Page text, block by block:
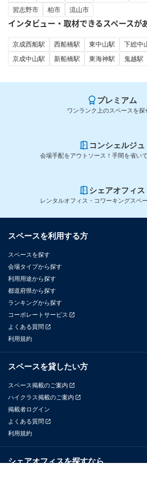
習志野市
柏市 流山市
インタビュー・取材できるスペースが
京成西船駅 西船橋駅 東中山駅 下総中
京成中山駅
新船橋駅 東海神駅 鬼越駅
プレミアム
ワンランク上のスペースを探
コンシェルジュ
会場手配をアウトソース！手間を省い
シェアオフィス
レンタルオフィス・コワーキングスペ
スペースを利用する方
スペースを探す
会場タイプから探す
利用用途から探す
都道府県から探す
ランキングから探す
コーポレートサービス
よくある質問
利用規約
スペースを貸したい方
スペース掲載のご案内
ハイクラス掲載のご案内
掲載者ログイン
よくある質問
利用規約
シェアオフィスを探すなら